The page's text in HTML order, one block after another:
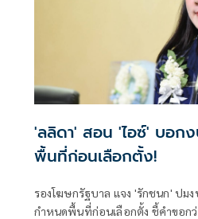
'ลลิดา' สอน 'ไอซ์' บอกง
พื้นที่ก่อนเลือกตั้ง!
รองโฆษกรัฐบาล แจง 'รักชนก' ปมง
กำหนดพื้นที่ก่อนเลือกตั้ง ชี้คำขอก